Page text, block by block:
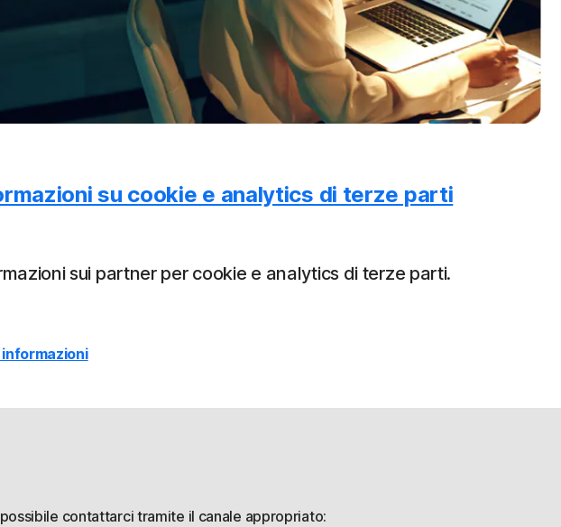
su cookie e analytics di terze parti
sui partner per cookie e analytics di terze parti.
contattarci tramite il canale appropriato: